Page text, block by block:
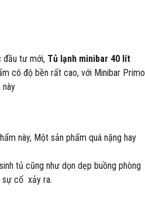
đầu tư mới, Tủ lạnh minibar 40 lít
có độ bền rất cao, với Minibar Primo
này, Một sản phẩm quá nặng hay
tủ cũng như dọn dẹp buồng phòng
sự cố xảy ra.